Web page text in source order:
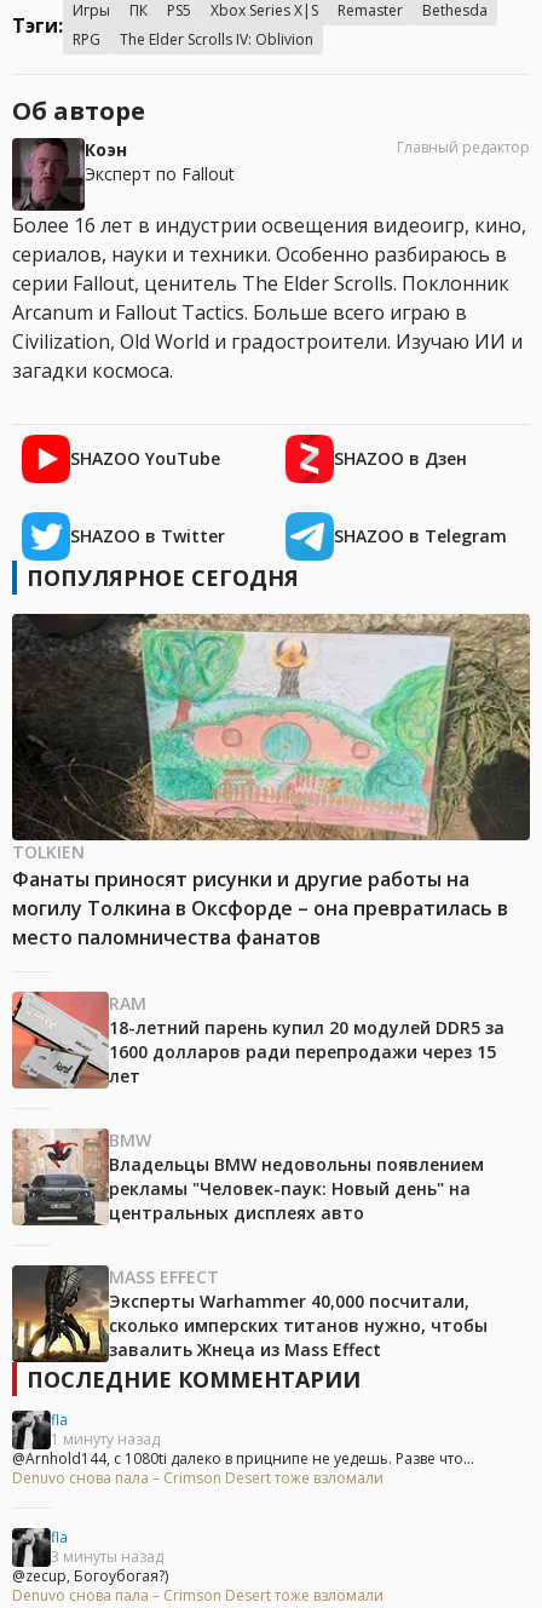
Тэги:
Игры ПК PS5 Xbox Series X|S Remaster
Bethesda
RPG
The Elder Scrolls IV: Oblivion
Об авторе
Коэн
Эксперт по Fallout
Главный редактор
Более 16 лет в индустрии освещения видеоигр, кино,
сериалов, науки и техники. Особенно разбираюсь в
серии Fallout, ценитель The Elder Scrolls. Поклонник
Arcanum и Fallout Tactics. Больше всего играю в
Civilization, Old World и градостроители. Изучаю ИИ и
загадки космоса.
SHAZOO YouTube SHAZOO в Дзен
SHAZOO в Twitter SHAZOO в Telegram
ПОПУЛЯРНОЕ СЕГОДНЯ
TOLKIEN
Фанаты приносят рисунки и другие работы на
могилу Толкина в Оксфорде – она превратилась в
место паломничества фанатов
RAM
18-летний парень купил 20 модулей DDR5 за
1600 долларов ради перепродажи через 15
лет
BMW
Владельцы BMW недовольны появлением
рекламы "Человек-паук: Новый день" на
центральных дисплеях авто
MASS EFFECT
Эксперты Warhammer 40,000 посчитали,
сколько имперских титанов нужно, чтобы
завалить Жнеца из Mass Effect
ПОСЛЕДНИЕ КОММЕНТАРИИ
fla
1 минуту назад
@Arnhold144, с 1080ti далеко в прицнипе не уедешь. Разве что...
Denuvo снова пала – Crimson Desert тоже взломали
fla
3 минуты назад
@zecup, Богоубогая?)
Denuvo снова пала – Crimson Desert тоже взломали